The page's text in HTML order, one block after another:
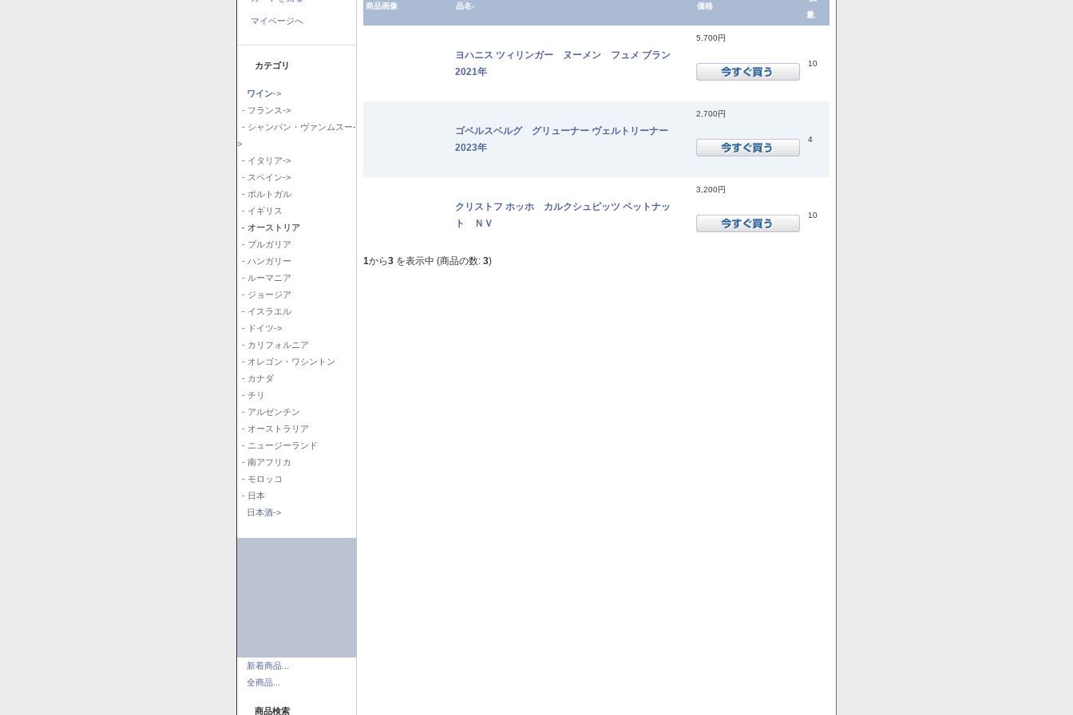
マイページへ
カテゴリ
ワイン->
- フランス->
- シャンパン・ヴァンムスー-
>
- イタリア->
- スペイン->
- ポルトガル
- イギリス
- オーストリア
- ブルガリア
- ハンガリー
- ルーマニア
- ジョージア
- イスラエル
- ドイツ->
- カリフォルニア
- オレゴン・ワシントン
- カナダ
- チリ
- アルゼンチン
- オーストラリア
- ニュージーランド
- 南アフリカ
- モロッコ
- 日本
日本酒->
新着商品...
全商品...
商品検索
商品画像 品名- 価格
量.
ヨハニス ツィリンガー ヌーメン フュメ ブラン
2021年
5,700円
10
ゴベルスベルグ グリューナー ヴェルトリーナー
2023年
2,700円
4
クリストフ ホッホ カルクシュピッツ ペットナッ
ト ＮＶ
3,200円
10
1から3 を表示中 (商品の数: 3)